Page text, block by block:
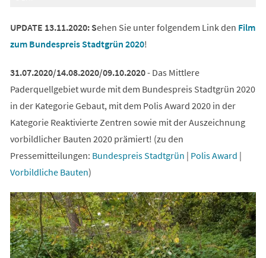
UPDATE 13.11.2020: Sehen Sie unter folgendem Link den Film
zum Bundespreis Stadtgrün 2020
(Öffnet
einem
neuen
Tab)
!
31.07.2020/14.08.2020/09.10.2020- Das Mittlere
Paderquellgebiet wurde mit dem Bundespreis Stadtgrün 2020
in der Kategorie Gebaut, mit dem Polis Award 2020 in der
Kategorie Reaktivierte Zentren sowie mit der Auszeichnung
vorbildlicher Bauten 2020 prämiert! (zu den
Pressemitteilungen: Bundespreis Stadtgrün
(Öffnet
neuen
Tab)
| Polis Award
(Öffnet
neuen
Tab)
|
Vorbildliche Bauten
(Öffnet
einem
neuen
Tab)
)